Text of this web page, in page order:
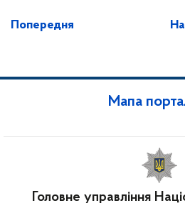
Попередня
Мапа
Головне управління